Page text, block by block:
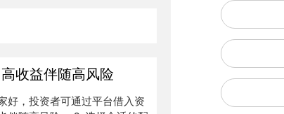
收益伴随高风险
好，投资者可通过平台借入资